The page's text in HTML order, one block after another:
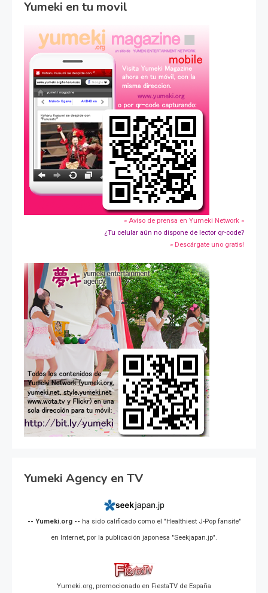
Yumeki en tu movil
» Aviso de prensa en Yumeki Network »
¿Tu celular aún no dispone de lector qr-code?
» Descárgate uno gratis!
Yumeki Agency en TV
-- Yumeki.org -- ha sido calificado como el "Healthiest J-Pop fansite"
en Internet, por la publicación japonesa "Seekjapan.jp".
Yumeki.org, promocionado en FiestaTV de España